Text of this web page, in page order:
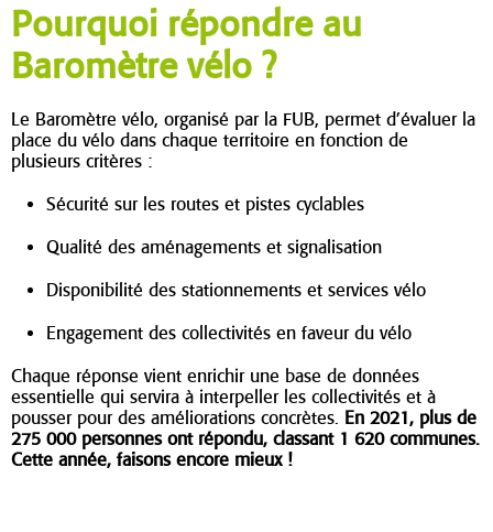
Pourquoi répondre au
Baromètre vélo ?
Le Baromètre vélo, organisé par la FUB, permet d’évaluer la
place du vélo dans chaque territoire en fonction de
plusieurs critères :
Sécurité sur les routes et pistes cyclables
Qualité des aménagements et signalisation
Disponibilité des stationnements et services vélo
Engagement des collectivités en faveur du vélo
Chaque réponse vient enrichir une base de données
essentielle qui servira à interpeller les collectivités et à
pousser pour des améliorations concrètes. En 2021, plus de
275 000 personnes ont répondu, classant 1 620 communes.
Cette année, faisons encore mieux !